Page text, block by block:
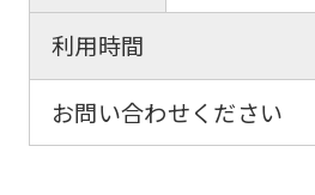
利用時間
お問い合わせください